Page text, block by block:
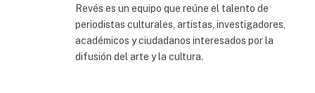
Revés es un equipo que reúne el talento de
periodistas culturales, artistas, investigadores,
académicos y ciudadanos interesados por la
difusión del arte y la cultura.